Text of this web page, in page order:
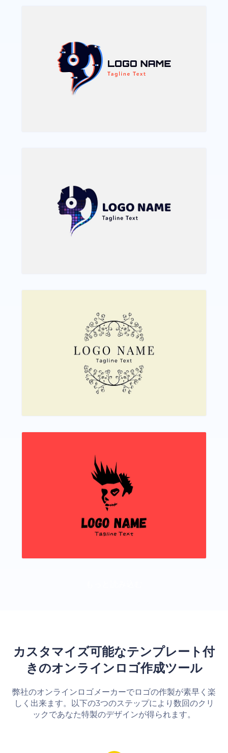
カスタマイズ可能なテンプレート付
きのオンラインロゴ作成ツール
弊社のオンラインロゴメーカーでロゴの作製が素早く楽
しく出来ます。以下の3つのステップにより数回のクリ
ックであなた特製のデザインが得られます。